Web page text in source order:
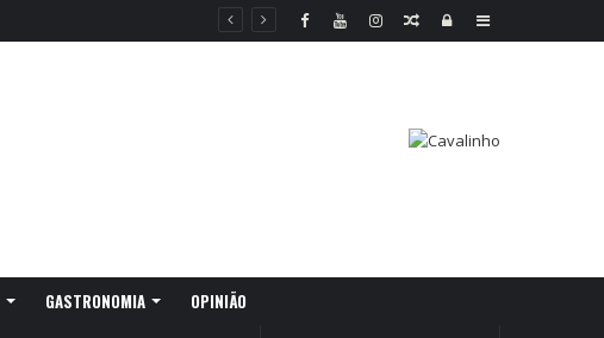
Sidebar
Log
Random
GASTRONOMIA OPINIÃO